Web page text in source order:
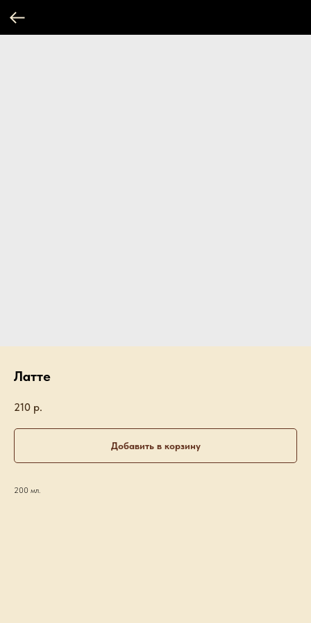
Латте
210 р.
Добавить в корзину
200 мл.